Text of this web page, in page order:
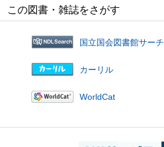
この図書・雑誌をさがす
国立国会図書館サーチ
カーリル
WorldCat